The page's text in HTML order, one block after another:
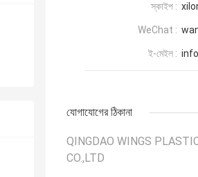
স্কাইপ :
WeChat :
ই-মেইল :
যোগাযোগের ঠিকানা
QINGDAO WINGS
CO.,LTD